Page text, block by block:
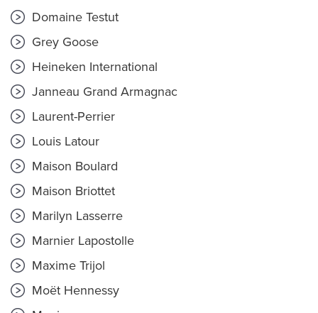
Domaine Testut
Grey Goose
Heineken International
Janneau Grand Armagnac
Laurent-Perrier
Louis Latour
Maison Boulard
Maison Briottet
Marilyn Lasserre
Marnier Lapostolle
Maxime Trijol
Moët Hennessy